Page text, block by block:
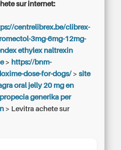
sur internet:
centrelibrex.be/clibrex-
3mg-6mg-12mg-
ethylex naltrexin
> https://bnm-
dose-for-dogs/>site
oral jelly 20 mg en
generika per
> Levitra achete sur